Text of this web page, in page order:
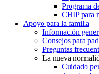
Programa
CHIP para
Apoyo para la familia
Información
Consejos para
Preguntas
La nueva
Cuidado